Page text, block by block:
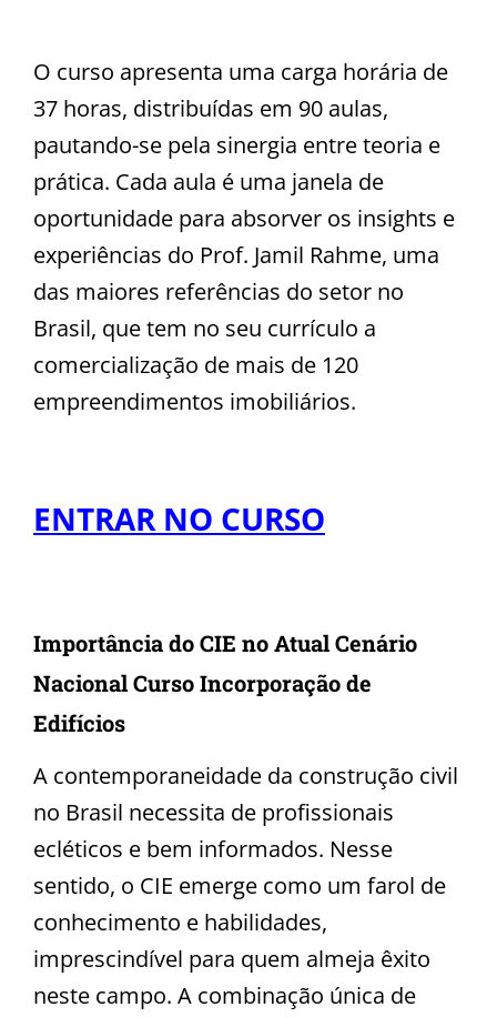
O curso apresenta uma carga horária de
37 horas, distribuídas em 90 aulas,
pautando-se pela sinergia entre teoria e
prática. Cada aula é uma janela de
oportunidade para absorver os insights e
experiências do Prof. Jamil Rahme, uma
das maiores referências do setor no
Brasil, que tem no seu currículo a
comercialização de mais de 120
empreendimentos imobiliários.
ENTRAR NO CURSO
Importância do CIE no Atual Cenário
Nacional Curso Incorporação de
Edifícios
A contemporaneidade da construção civil
no Brasil necessita de profissionais
ecléticos e bem informados. Nesse
sentido, o CIE emerge como um farol de
conhecimento e habilidades,
imprescindível para quem almeja êxito
neste campo. A combinação única de